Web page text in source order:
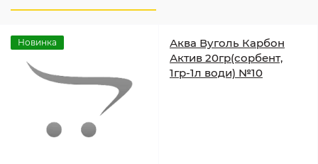
Новинка
Аква Вуголь Карбон
Актив 20гр(сорбент,
1гр-1л води) №10